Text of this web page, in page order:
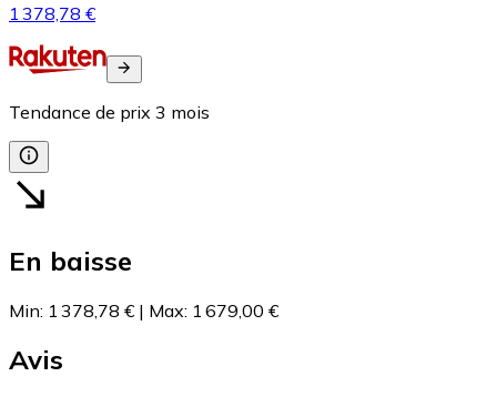
1 378,78 €
Tendance de prix 3 mois
En baisse
Min: 1 378,78 € | Max: 1 679,00 €
Avis